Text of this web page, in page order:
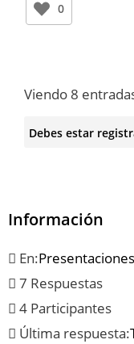
0
Viendo 8
Debes estar
Información
En:Presentaciones
7 Respuestas
4 Participantes
Última respuesta: